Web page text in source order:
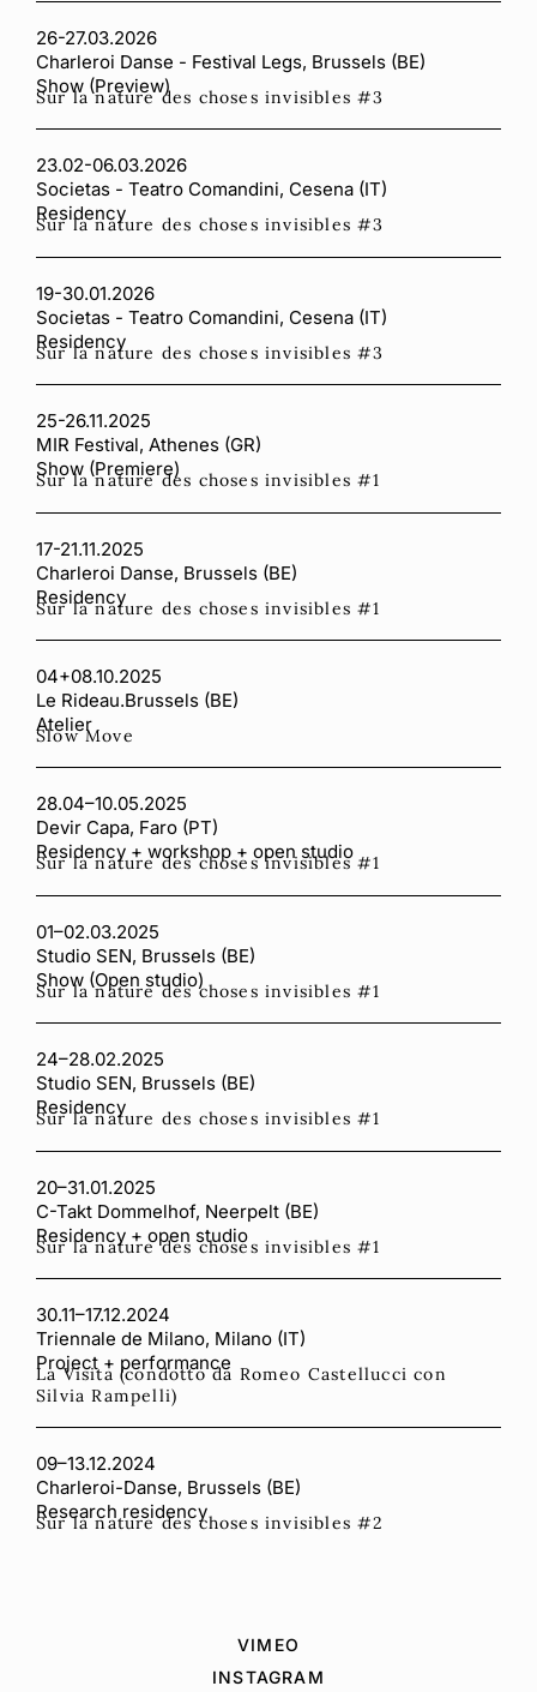
26-27.03.2026
Charleroi Danse - Festival Legs, Brussels (BE)
Show (Preview)
Sur la nature des choses invisibles #3
23.02-06.03.2026
Societas - Teatro Comandini, Cesena (IT)
Residency
Sur la nature des choses invisibles #3
19-30.01.2026
Societas - Teatro Comandini, Cesena (IT)
Residency
Sur la nature des choses invisibles #3
25-26.11.2025
MIR Festival, Athenes (GR)
Show (Premiere)
Sur la nature des choses invisibles #1
17-21.11.2025
Charleroi Danse, Brussels (BE)
Residency
Sur la nature des choses invisibles #1
04+08.10.2025
Le Rideau.Brussels (BE)
Atelier
Slow Move
28.04–10.05.2025
Devir Capa, Faro (PT)
Residency + workshop + open studio
Sur la nature des choses invisibles #1
01–02.03.2025
Studio SEN, Brussels (BE)
Show (Open studio)
Sur la nature des choses invisibles #1
24–28.02.2025
Studio SEN, Brussels (BE)
Residency
Sur la nature des choses invisibles #1
20–31.01.2025
C-Takt Dommelhof, Neerpelt (BE)
Residency + open studio
Sur la nature des choses invisibles #1
30.11–17.12.2024
Triennale de Milano, Milano (IT)
Project + performance
La Visita (condotto da Romeo Castellucci con
Silvia Rampelli)
09–13.12.2024
Charleroi-Danse, Brussels (BE)
Research residency
Sur la nature des choses invisibles #2
VIMEO
INSTAGRAM